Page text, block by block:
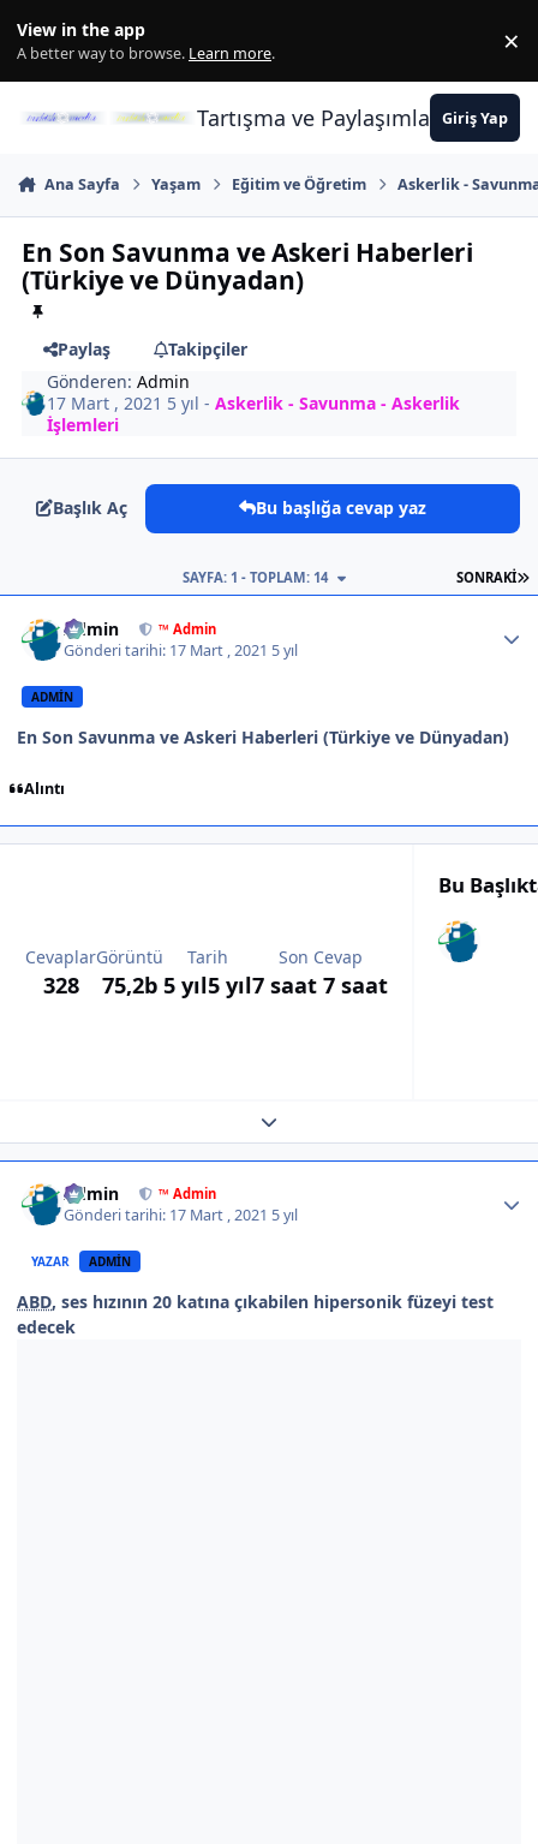
View in the app
A better way to browse. Learn more. ×
Tartışma ve PaylaşımlarınGiriş Yap
Ana Sayfa Yaşam Eğitim ve Öğretim Askerlik -
En Son Savunma ve Askeri Haberleri
(Türkiye ve Dünyadan)
Paylaş
Takipçiler
Gönderen:Admin
17 Mart , 2021 5 yıl -Askerlik - Savunma - Askerlik
İşlemleri
Başlık Aç Bu başlığa cevap yaz
SONRAKI
SAYFA: 1 - TOPLAM: 14
Admin ™ Admin
Gönderi tarihi: 17 Mart , 2021 5 yıl
ADMIN
En Son Savunma ve Askeri Haberleri (Türkiye ve Dünyadan)
Alıntı
Cevaplar
328
Görüntü
75,2b
Tarih
5 yıl5 yıl
Son Cevap
7 saat 7 saat
Bu
Expand topic overview
Admin ™ Admin
Gönderi tarihi: 17 Mart , 2021 5 yıl
YAZAR ADMIN
ABD, ses hızının 20 katına çıkabilen hipersonik füzeyi test
edecek